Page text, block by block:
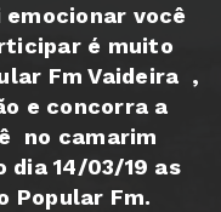
emocionar você
é muito
Fm Vaideira ,
e concorra a
no camarim
dia 14/03/19 as
Popular Fm.